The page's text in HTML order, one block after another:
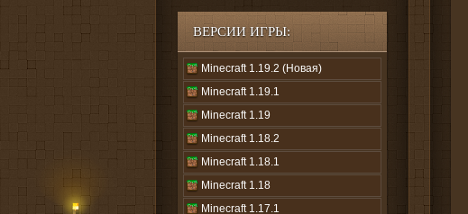
ВЕРСИИ ИГРЫ:
Minecraft 1.19.2 (Новая)
Minecraft 1.19.1
Minecraft 1.19
Minecraft 1.18.2
Minecraft 1.18.1
Minecraft 1.18
Minecraft 1.17.1